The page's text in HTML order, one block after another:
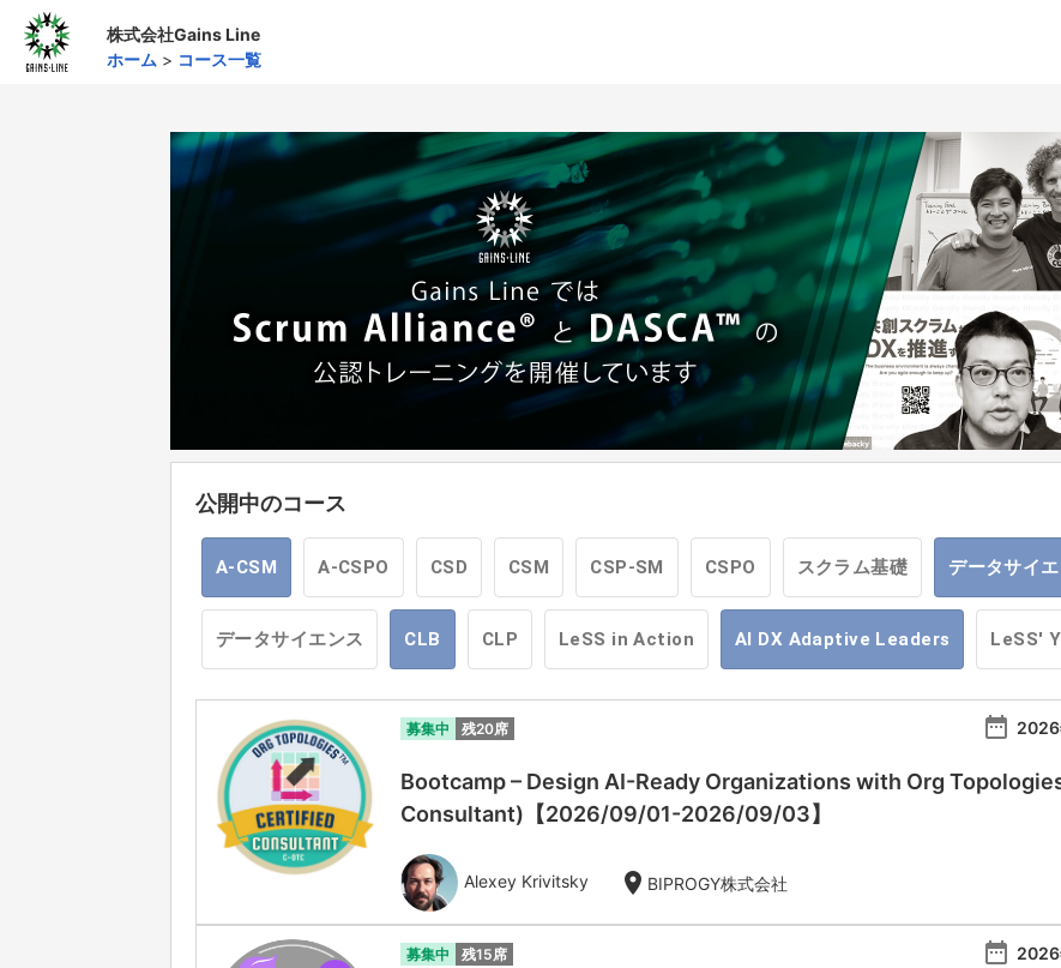
株式会社Gains Line
ホーム > コース一覧
公開中のコース
A-CSM A-CSPO CSD CSM CSP-SM CSPO スクラム基礎 データサイ
データサイエンス CLB CLP LeSS in Action AI DX Adaptive Leaders LeSS'
募集中 残20席 date_range
Bootcamp – Design AI-Ready Organizations with Org
Consultant)【2026/09/01-2026/09/03】
Alexey Krivitsky location_on BIPROGY株式会社
募集中 残15席 date_range